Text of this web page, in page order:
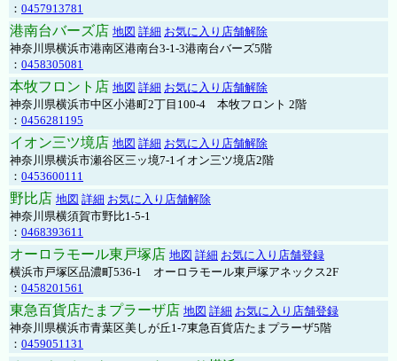
： 0457913781
港南台バーズ店 地図 詳細 お気に入り店舗解除
神奈川県横浜市港南区港南台3-1-3港南台バーズ5階
： 0458305081
本牧フロント店 地図 詳細 お気に入り店舗解除
神奈川県横浜市中区小港町2丁目100-4 本牧フロント 2階
： 0456281195
イオン三ツ境店 地図 詳細 お気に入り店舗解除
神奈川県横浜市瀬谷区三ッ境7-1イオン三ツ境店2階
： 0453600111
野比店 地図 詳細 お気に入り店舗解除
神奈川県横須賀市野比1-5-1
： 0468393611
オーロラモール東戸塚店 地図 詳細 お気に入り店舗登録
横浜市戸塚区品濃町536-1 オーロラモール東戸塚アネックス2F
： 0458201561
東急百貨店たまプラーザ店 地図 詳細 お気に入り店舗登録
神奈川県横浜市青葉区美しが丘1-7東急百貨店たまプラーザ5階
： 0459051131